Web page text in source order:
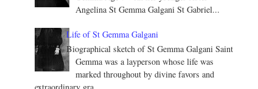
Angelina St Gemma Galgani St Gabriel...
Life of St Gemma Galgani
Biographical sketch of St Gemma Galgani Saint
Gemma was a layperson whose life was
marked throughout by divine favors and